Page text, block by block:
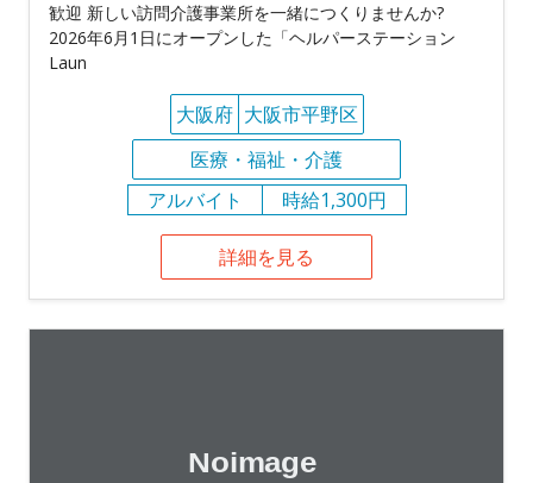
歓迎 新しい訪問介護事業所を一緒につくりませんか?
2026年6月1日にオープンした「ヘルパーステーション
Laun
大阪府 大阪市平野区
医療・福祉・介護
アルバイト
時給1,300円
詳細を見る